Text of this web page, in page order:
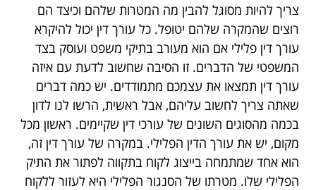
צריך להיות מסוגל להבין מה המטרות שלהם וכיצד הם
רוצים שהמקרה שלהם יטופל. כל עורך דין יכול להיקרא
עורך דין פלילי אם הוא מעורב בתיקי משפט ועוסק בצד
המשפטי של הדברים. זו הסיבה שחשוב לדעת עם איזה
עורך דין תמצאו את עצמכם מתמודדים. יש כמה דברים
שאתה צריך לחשוב עליהם, אבל ראשית, הרשו לנו לדון
בכמה מהסוגים השונים של עורכי דין שקיימים. ראשון מכל
מקום, יש את עורך הדין הפלילי. במקרה של עורך דין זה,
הוא אחד שמתמחה בייצוג לקוח בתקווה לפתור את התיק
הפלילי שלו. מטרתו של הסנגור הפלילי היא לעזור ללקוח